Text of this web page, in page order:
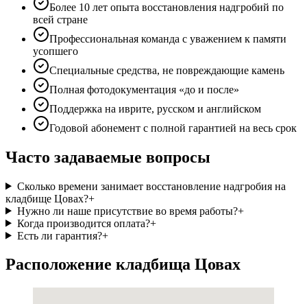
Более 10 лет опыта восстановления надгробий по
всей стране
Профессиональная команда с уважением к памяти
усопшего
Специальные средства, не повреждающие камень
Полная фотодокументация «до и после»
Поддержка на иврите, русском и английском
Годовой абонемент с полной гарантией на весь срок
Часто задаваемые вопросы
Сколько времени занимает восстановление надгробия на
кладбище Цовах?+
Нужно ли наше присутствие во время работы?+
Когда производится оплата?+
Есть ли гарантия?+
Расположение кладбища Цовах